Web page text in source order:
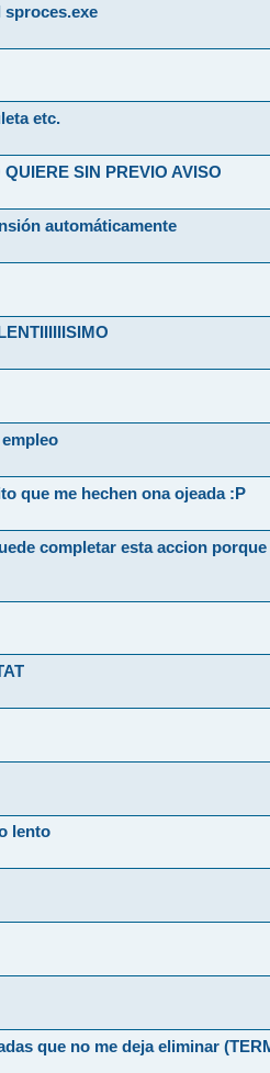
sproces.exe
etc.
SIN PREVIO AVISO
automáticamente
que me hechen ona ojeada :P
completar esta accion
lento
que no me deja eliminar